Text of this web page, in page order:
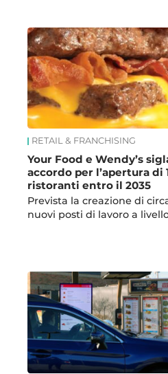
News
RETAIL & FRANCHISING
Your Food e Wendy’s
accordo per l’apertura di
ristoranti entro il 2035
Prevista la creazione di
nuovi posti di lavoro a